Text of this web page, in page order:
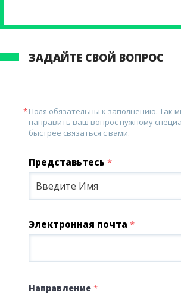
ЗАДАЙТЕ СВОЙ ВОПРОС
Поля обязательны к заполнению. Так
направить ваш вопрос нужному
быстрее связаться с вами.
Представьтесь *
Электронная почта *
Направление *